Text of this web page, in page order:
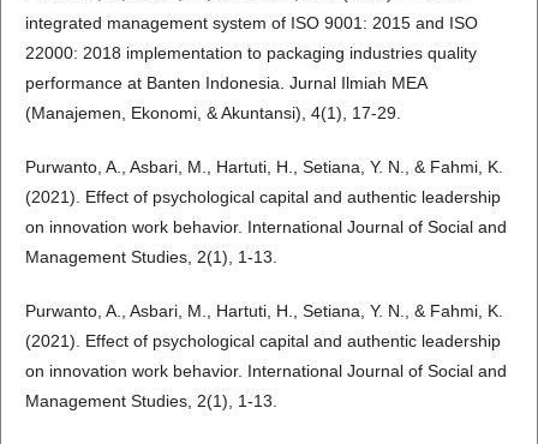
integrated management system of ISO 9001: 2015 and ISO
22000: 2018 implementation to packaging industries quality
performance at Banten Indonesia. Jurnal Ilmiah MEA
(Manajemen, Ekonomi, & Akuntansi), 4(1), 17-29.
Purwanto, A., Asbari, M., Hartuti, H., Setiana, Y. N., & Fahmi, K.
(2021). Effect of psychological capital and authentic leadership
on innovation work behavior. International Journal of Social and
Management Studies, 2(1), 1-13.
Purwanto, A., Asbari, M., Hartuti, H., Setiana, Y. N., & Fahmi, K.
(2021). Effect of psychological capital and authentic leadership
on innovation work behavior. International Journal of Social and
Management Studies, 2(1), 1-13.